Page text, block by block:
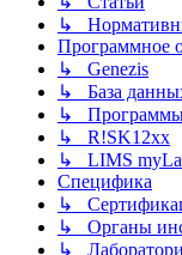
↳
Программное
↳ Genezis
↳ База
↳
↳ R!SK12xx
↳ LIMS
Специфика
↳
↳ Органы
↳